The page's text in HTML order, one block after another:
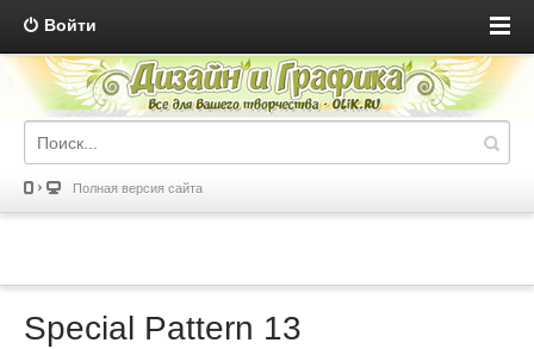
Войти
Полная версия сайта
Special Pattern 13